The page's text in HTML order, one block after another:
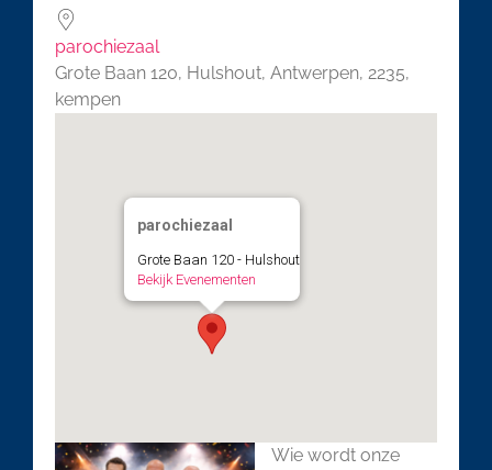
parochiezaal
Grote Baan 120, Hulshout, Antwerpen, 2235,
kempen
parochiezaal
Grote Baan 120 - Hulshout
Bekijk Evenementen
Wie wordt onze